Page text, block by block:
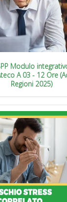
Modulo
A 03 - 12 Ore
Regioni 2025)